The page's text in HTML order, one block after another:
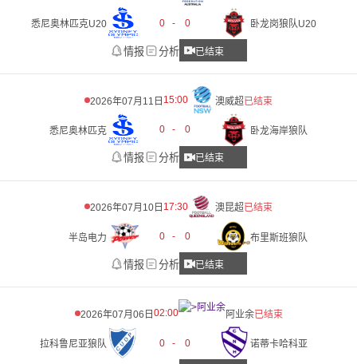
悉尼奥林匹克U20 0 - 0 卧龙岗狼队U20
情报 分析 已结束
2026年07月11日 15:00 澳威超已结束
悉尼奥林匹克 0 - 0 卧龙海岸狼队
情报 分析 已结束
2026年07月10日 17:30 澳昆超已结束
半岛电力 0 - 0 布里斯班狼队
情报 分析 已结束
2026年07月06日 02:00 阿业余已结束
拉科鲁尼亚狼队 0 - 0 诺蒂卡哈科亚